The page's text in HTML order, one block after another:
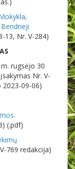
13, Nr. V-284)
rugsėjo 30
Nr. V-
2023-09-06)
(.pdf)
769 redakcija)